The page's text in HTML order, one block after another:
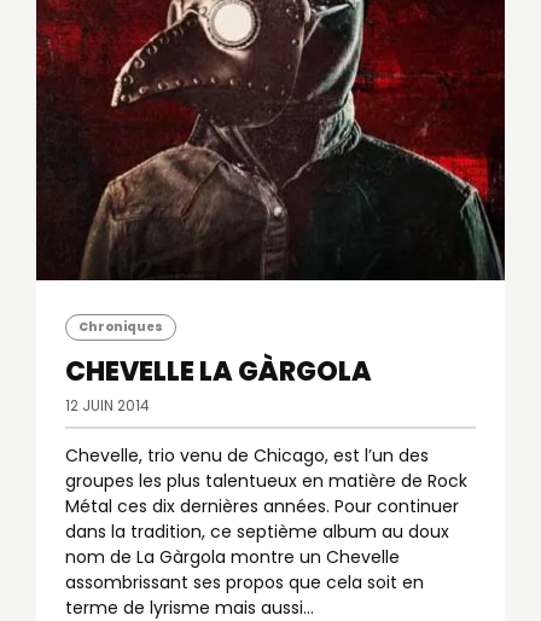
Chroniques
CHEVELLELA GÀRGOLA
12 JUIN 2014
Chevelle, trio venu de Chicago, est l’un des
groupes les plus talentueux en matière de Rock
Métal ces dix dernières années. Pour continuer
dans la tradition, ce septième album au doux
nom de La Gàrgola montre un Chevelle
assombrissant ses propos que cela soit en
terme de lyrisme mais aussi…